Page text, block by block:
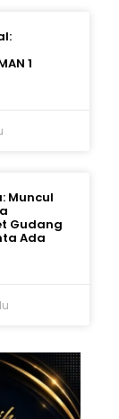
1
Muncul
Gudang
Ada